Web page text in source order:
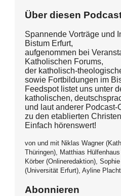
Über diesen
Spannende Vorträge und
Bistum Erfurt,
aufgenommen bei
Katholischen Forums,
der katholisch-
sowie Fortbildungen im
Feedspot listet uns unter
katholischen,
und laut anderer Podcast-
zu den etablierten
Einfach hörenswert!
von und mit Niklas Wagner
Thüringen), Matthias
Körber (Onlineredaktion),
(Universität Erfurt), Ayline
Abonnieren